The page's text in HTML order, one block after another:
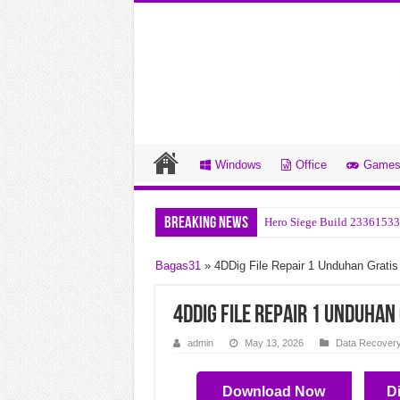
Windows Office Games
Breaking News Hero Siege Build
Bandizip Professional v7.45
Office Tool Plus v11.5.7.0
Blumentals Webuilder
Bagas31» 4DDig File Repair 1 Unduhan Gratis
4DDig File Repair 1
admin May 13, 2026 Data
Download Now